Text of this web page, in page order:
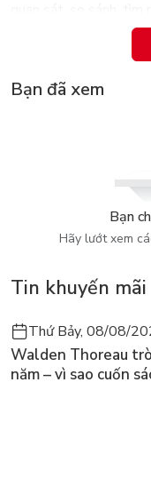
- Khả năng sáng tạo :
phú mang, mang đến
Bạn đã xem
Bạn
Hãy lướt xem
Tin khuyến mãi
Thứ Bảy, 08/08/
Walden Thoreau
năm – vì sao cuốn